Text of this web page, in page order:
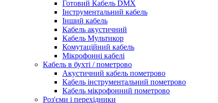
Готовий Кабель DMX
Інструментальний кабель
Інший кабель
Кабель акустичний
Кабель Мультикор
Комутаційний кабель
Мікрофонні кабелі
Кабель в бухті / пометрово
Акустичний кабель пометрово
Кабель інструментальний пометрово
Кабель мікрофонний пометрово
Роз'єми і перехідники